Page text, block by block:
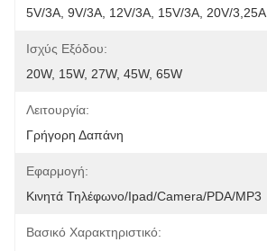
5V/3A, 9V/3A, 12V/3A, 15V/3A, 20V/3,25A
Ισχύς Εξόδου:
20W, 15W, 27W, 45W, 65W
Λειτουργία:
Γρήγορη Δαπάνη
Εφαρμογή:
Κινητά Τηλέφωνο/Ipad/Camera/PDA/MP3
Βασικό Χαρακτηριστικό: